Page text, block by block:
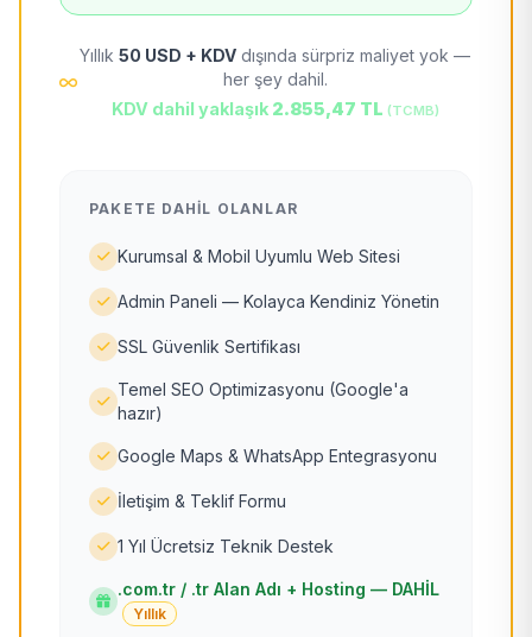
Yıllık 50 USD + KDV dışında sürpriz maliyet yok —
her şey dahil.
KDV dahil yaklaşık 2.855,47 TL (TCMB)
PAKETE DAHIL OLANLAR
Kurumsal & Mobil Uyumlu Web Sitesi
Admin Paneli — Kolayca Kendiniz Yönetin
SSL Güvenlik Sertifikası
Temel SEO Optimizasyonu (Google'a
hazır)
Google Maps & WhatsApp Entegrasyonu
İletişim & Teklif Formu
1 Yıl Ücretsiz Teknik Destek
.com.tr / .tr Alan Adı + Hosting — DAHİL
Yıllık